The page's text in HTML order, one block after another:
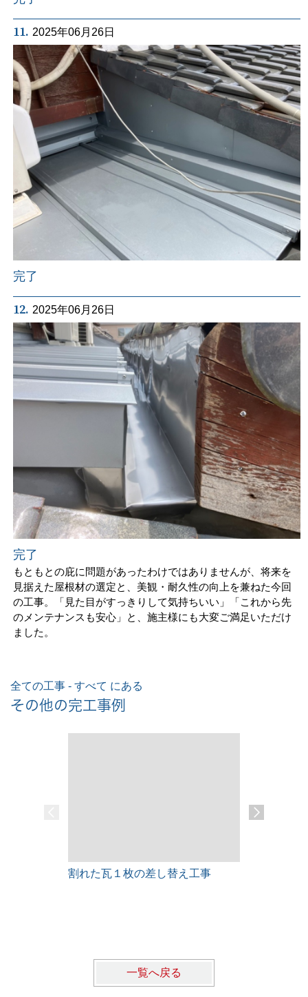
11. 2025年06月26日
完了
12. 2025年06月26日
完了
もともとの庇に問題があったわけではありませんが、将来を
見据えた屋根材の選定と、美観・耐久性の向上を兼ねた今回
の工事。「見た目がすっきりして気持ちいい」「これから先
のメンテナンスも安心」と、施主様にも大変ご満足いただけ
ました。
全ての工事 - すべて にある
その他の完工事例
割れた瓦１枚の差し替え工事
一覧へ戻る